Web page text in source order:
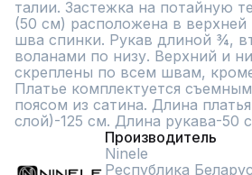
талии. Застежка на потайную
(50 см) расположена в верхней
шва спинки. Рукав длиной ¾,
воланами по низу. Верхний и
скреплены по всем швам,
Платье комплектуется
поясом из сатина. Длина
слой)-125 см. Длина рукава-50
Производитель
Ninele
Республика